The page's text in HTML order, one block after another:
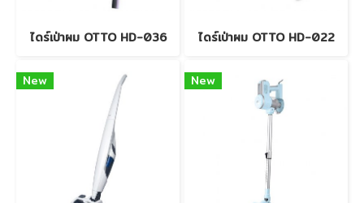
ไดร์เป่าผม OTTO HD-036 ไดร์เป่าผม OTTO HD-022
New New